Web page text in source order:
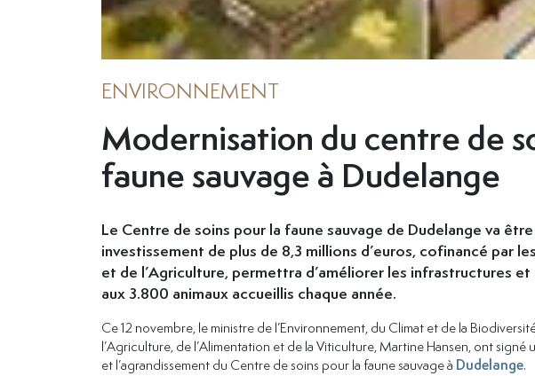
ENVIRONNEMENT
Modernisation du centre de
faune sauvage à Dudelange
Le Centre de soins pour la faune sauvage de Dudelange va
investissement de plus de 8,3 millions d’euros, cofinancé par
et de l’Agriculture, permettra d’améliorer les infrastructures
aux 3.800 animaux accueillis chaque année.
Ce 12 novembre, le ministre de l’Environnement, du Climat et de la
l’Agriculture, de l’Alimentation et de la Viticulture, Martine Hansen, ont
et l’agrandissement du Centre de soins pour la faune sauvage à Dudelange.